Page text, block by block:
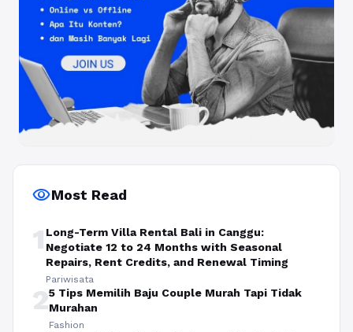
visibilityMost Read
1 Long-Term Villa Rental Bali in Canggu:
Negotiate 12 to 24 Months with Seasonal
Repairs, Rent Credits, and Renewal Timing
Pariwisata
25 Tips Memilih Baju Couple Murah Tapi Tidak
Murahan
Fashion